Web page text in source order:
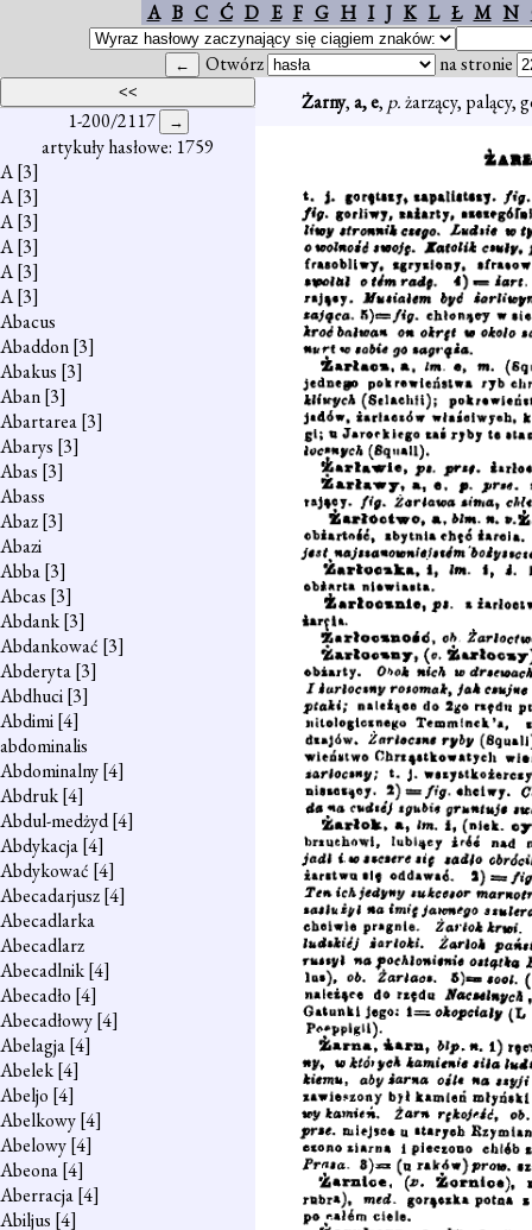
A B C Ć D E F G H I J K L Ł M N
Otwórz na stronie
1-200/2117
artykuły hasłowe: 1759
A[3]
A[3]
A[3]
A[3]
A[3]
A[3]
Abacus
Abaddon[3]
Abakus [3]
Aban[3]
Abartarea[3]
Abarys [3]
Abas [3]
Abass
Abaz[3]
Abazi
Abba[3]
Abcas [3]
Abdank[3]
Abdankować [3]
Abderyta[3]
Abdhuci[3]
Abdimi[4]
abdominalis
Abdominalny[4]
Abdruk[4]
Abdul-medżyd[4]
Abdykacja[4]
Abdykować [4]
Abecadarjusz[4]
Abecadlarka
Abecadlarz
Abecadlnik[4]
Abecadło [4]
Abecadłowy[4]
Abelagja[4]
Abelek[4]
Abeljo [4]
Abelkowy[4]
Abelowy[4]
Abeona[4]
Aberracja[4]
Abiljus [4]
Żarny,a, e, p.żarzący, palący,